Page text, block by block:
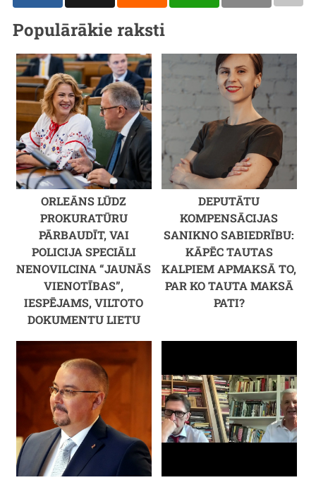
Populārākie raksti
ORLEĀNS LŪDZ
PROKURATŪRU
PĀRBAUDĪT, VAI
POLICIJA SPECIĀLI
NENOVILCINA “JAUNĀS
VIENOTĪBAS”,
IESPĒJAMS, VILTOTO
DOKUMENTU LIETU
DEPUTĀTU
KOMPENSĀCIJAS
SANIKNO SABIEDRĪBU:
KĀPĒC TAUTAS
KALPIEM APMAKSĀ TO,
PAR KO TAUTA MAKSĀ
PATI?